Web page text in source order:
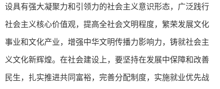
设具有强大凝聚力和引领力的社会主义意识形态，广泛践行
社会主义核心价值观，提高全社会文明程度，繁荣发展文化
事业和文化产业，增强中华文明传播力影响力，铸就社会主
义文化新辉煌。在社会建设上，要坚持在发展中保障和改善
民生，扎实推进共同富裕，完善分配制度，实施就业优先战